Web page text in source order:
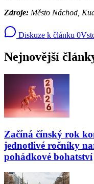
Zdroje: Město Náchod,
Diskuze k článku 0
Nejnovější
Začíná čínský rok
jednotlivé ročníky
pohádkové bohatství